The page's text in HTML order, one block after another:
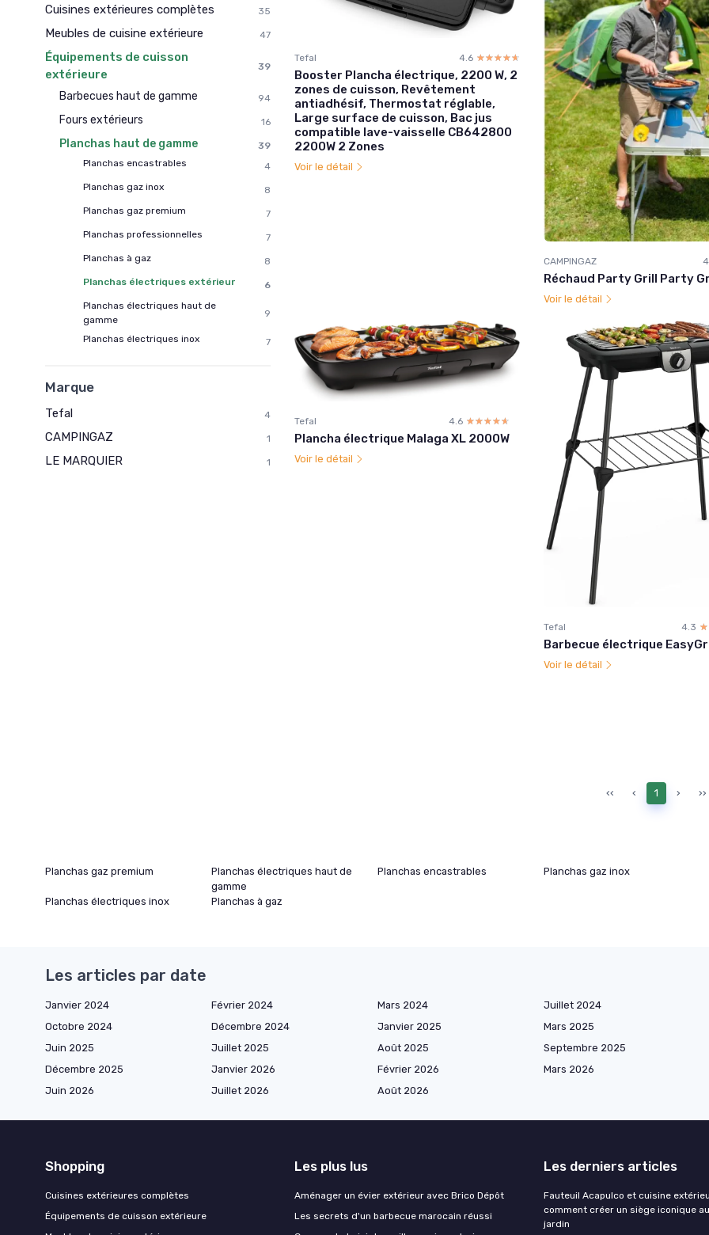
Cuisines extérieures complètes 35
Meubles de cuisine extérieure 47
Équipements de cuisson
extérieure
39
Barbecues haut de gamme 94
Fours extérieurs 16
Planchas haut de gamme
39
Planchas encastrables
4
Planchas gaz inox
8
Planchas gaz premium
7
Planchas professionnelles
7
Planchas à gaz
8
Planchas électriques extérieur
6
Planchas électriques haut de
gamme
9
Planchas électriques inox 7
Marque
Tefal 4
CAMPINGAZ 1
LE MARQUIER 1
Tefal 4.6 ☆☆☆☆☆
★★★★★
Booster Plancha électrique, 2200 W, 2
zones de cuisson, Revêtement
antiadhésif, Thermostat réglable,
Large surface de cuisson, Bac jus
compatible lave-vaisselle CB642800
2200W 2 Zones
Voir le détail
CAMPINGAZ
Réchaud Party Grill Party
Voir le détail
Tefal 4.6 ☆☆☆☆☆
★★★★★
Plancha électrique Malaga XL 2000W
Voir le détail
Tefal 4.3
Barbecue électrique
Voir le détail
‹‹ ‹ 1 › ››
Planchas gaz premium
Planchas électriques haut de
gamme
Planchas encastrables Planchas gaz inox
Planchas électriques inox Planchas à gaz
Les articles par date
Janvier 2024 Février 2024 Mars 2024 Juillet 2024
Octobre 2024
Décembre 2024 Janvier 2025 Mars 2025
Juin 2025
Juillet 2025 Août 2025 Septembre 2025
Décembre 2025
Janvier 2026 Février 2026 Mars 2026
Juin 2026
Juillet 2026 Août 2026
Shopping
Cuisines extérieures complètes
Équipements de cuisson extérieure
Les plus lus
Aménager un évier extérieur avec Brico Dépôt
Les secrets d'un barbecue marocain réussi
Les derniers articles
Fauteuil Acapulco et cuisine
comment créer un siège iconique
jardin